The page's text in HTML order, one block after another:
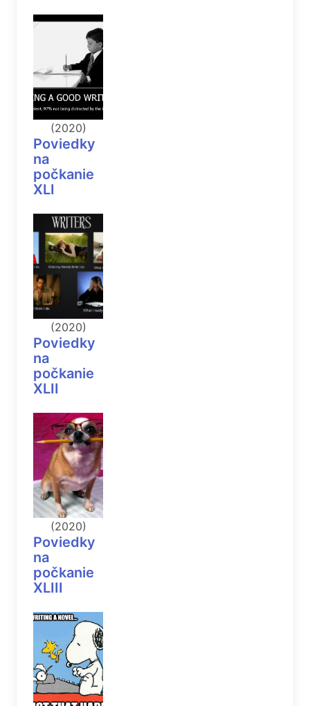
(2020)
Poviedky
na
počkanie
XLI
(2020)
Poviedky
na
počkanie
XLII
(2020)
Poviedky
na
počkanie
XLIII